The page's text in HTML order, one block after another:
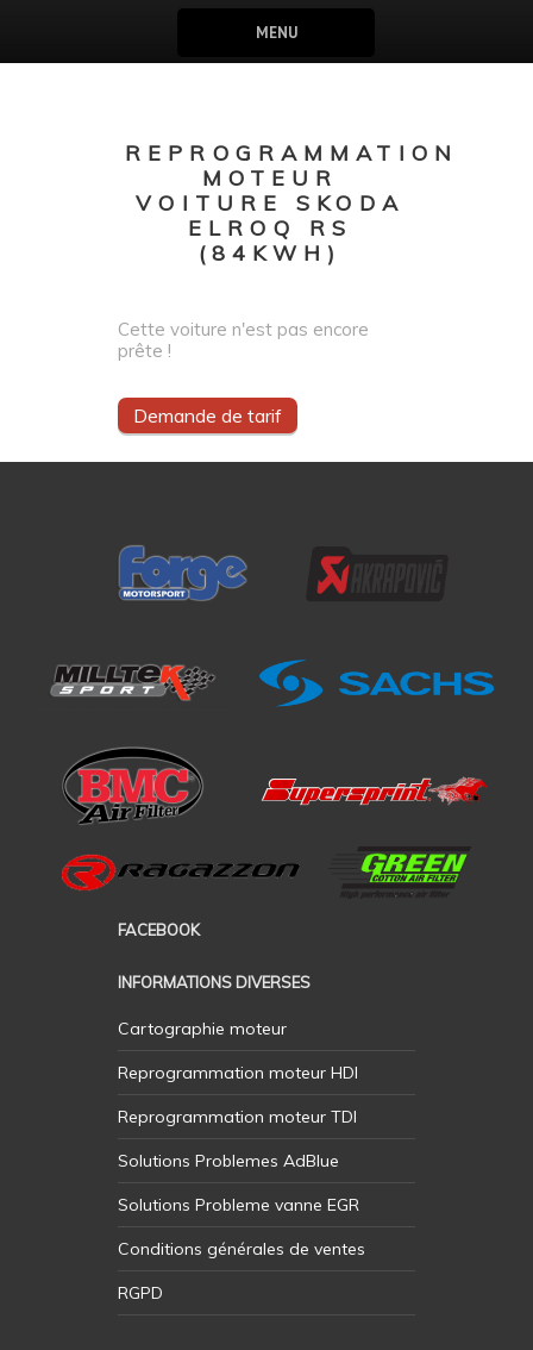
MENU
REPROGRAMMATION
MOTEUR
VOITURE SKODA
ELROQ RS
(84KWH)
Cette voiture n'est pas encore
prête !
Demande de tarif
FACEBOOK
INFORMATIONS DIVERSES
Cartographie moteur
Reprogrammation moteur HDI
Reprogrammation moteur TDI
Solutions Problemes AdBlue
Solutions Probleme vanne EGR
Conditions générales de ventes
RGPD